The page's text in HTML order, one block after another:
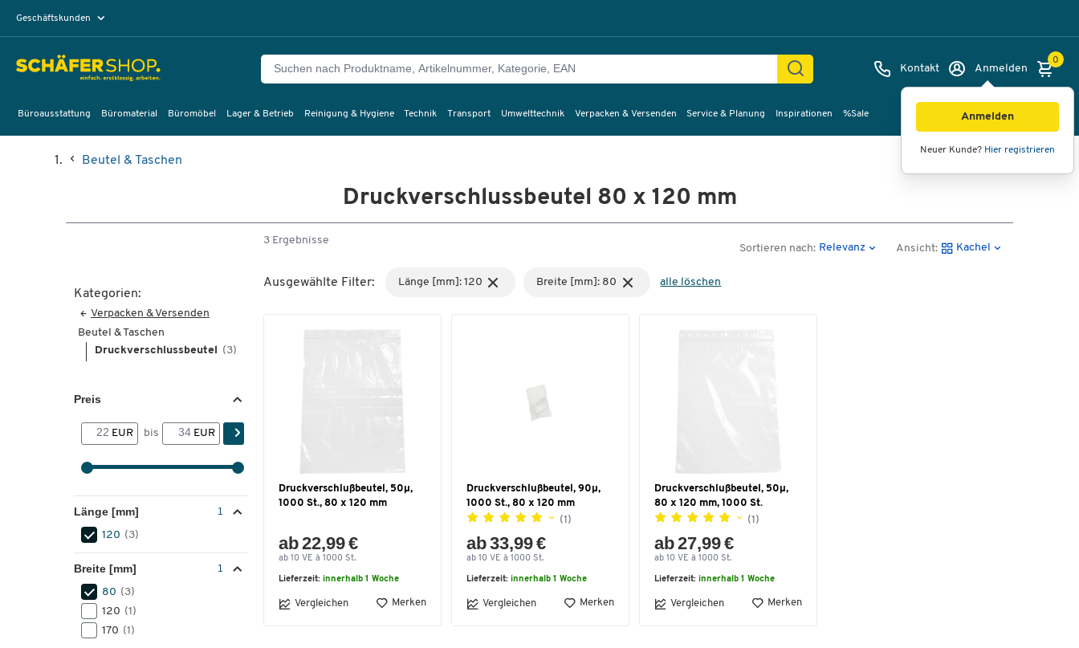
Geschäftskunden
Kontakt Anmelden
Anmelden
Neuer Kunde? Hier registrieren
0
Büroausstattung Büromaterial Büromöbel Lager & Betrieb Reinigung & Hygiene Technik Transport Umwelttechnik Verpacken & Versenden Service & Planung Inspirationen %Sale
Beutel & Taschen
Druckverschlussbeutel 80 x 120 mm
Kategorien:
Verpacken & Versenden
Beutel & Taschen
Druckverschlussbeutel (3)
Preis
EUR bis EUR
Länge [mm]
120 (3)
Breite [mm]
80 (3)
120 (1)
170 (1)
3 Ergebnisse
Sortieren nach: Relevanz Ansicht: Kachel
Ausgewählte Filter: Länge [mm]: 120 Breite [mm]: 80 alle löschen
Druckverschlußbeutel, 50µ,
1000 St., 80 x 120 mm
ab 22,99 €
ab 10 VE à 1000 St.
Lieferzeit: innerhalb 1 Woche
Vergleichen Merken
Druckverschlußbeutel, 90µ,
1000 St., 80 x 120 mm
(1)
ab 33,99 €
ab 10 VE à 1000 St.
Lieferzeit: innerhalb 1 Woche
Vergleichen Merken
Druckverschlußbeutel, 50µ,
80 x 120 mm, 1000 St.
(1)
ab 27,99 €
ab 10 VE à 1000 St.
Lieferzeit: innerhalb 1 Woche
Vergleichen Merken